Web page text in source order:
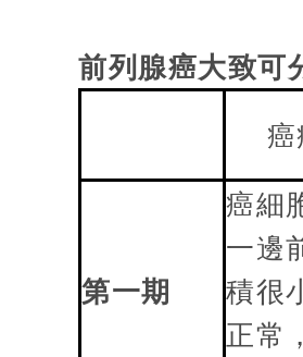
前列腺癌大致可
第一期
癌細
一邊
積很
正常